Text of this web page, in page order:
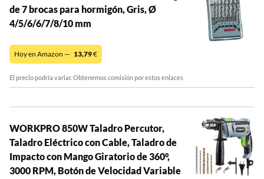
de 7 brocas para hormigón, Gris, Ø
4/5/6/6/7/8/10 mm
Hoy en Amazon — 13,79€
El precio podría variar. Obtenemos comisión por estos enlaces
WORKPRO 850W Taladro Percutor,
Taladro Eléctrico con Cable, Taladro de
Impacto con Mango Giratorio de 360°,
3000 RPM, Botón de Velocidad Variable